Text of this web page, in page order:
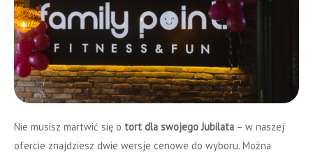
Nie musisz martwić się o tort dla swojego Jubilata – w naszej
ofercie znajdziesz dwie wersje cenowe do wyboru. Można